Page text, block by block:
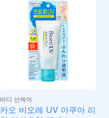
바디 선케어
카오 비오레 UV 아쿠아 리